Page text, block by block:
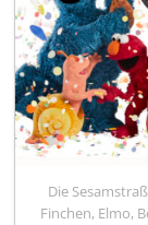
Die
Finchen, Elmo,